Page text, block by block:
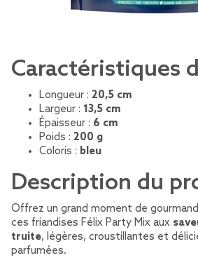
Caractéristiques
Longueur : 20,5 cm
Largeur : 13,5 cm
Épaisseur : 6 cm
Poids : 200 g
Coloris : bleu
Description du
Offrez un grand moment de
ces friandises Félix Party Mix aux
truite, légères, croustillantes et
parfumées.